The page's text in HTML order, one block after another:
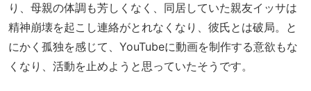
り、母親の体調も芳しくなく、同居していた親友イッサは
精神崩壊を起こし連絡がとれなくなり、彼氏とは破局。と
にかく孤独を感じて、YouTubeに動画を制作する意欲もな
くなり、活動を止めようと思っていたそうです。